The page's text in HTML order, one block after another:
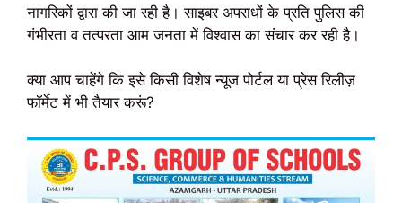
नागरिकों द्वारा की जा रही है। साइबर अपराधों के प्रति पुलिस की
गंभीरता व तत्परता आम जनता में विश्वास का संचार कर रही है।
क्या आप चाहेंगे कि इसे किसी विशेष न्यूज पोर्टल या प्रेस रिलीज़
फॉर्मेट में भी तैयार करूं?